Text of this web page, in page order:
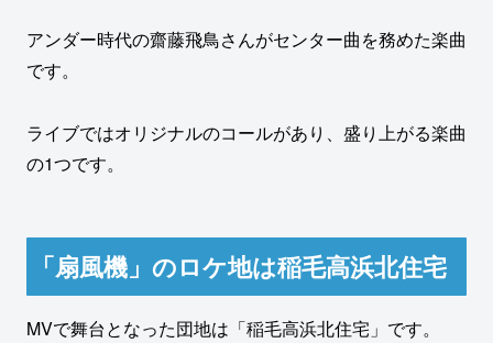
アンダー時代の齋藤飛鳥さんがセンター曲を務めた楽曲
です。
ライブではオリジナルのコールがあり、盛り上がる楽曲
の1つです。
「扇風機」のロケ地は稲毛高浜北住宅
MVで舞台となった団地は「稲毛高浜北住宅」です。